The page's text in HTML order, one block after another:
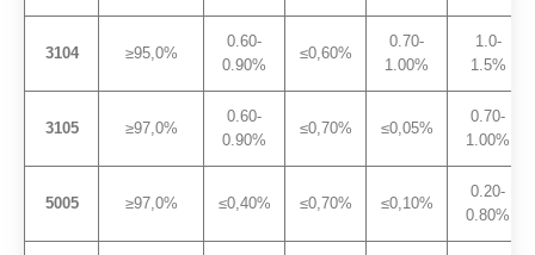
3104 ≥95,0%
0.60-
0.90%
≤0,60%
0.70-
1.00%
1.0-
1.5%
3105 ≥97,0%
0.60-
0.90%
≤0,70% ≤0,05%
0.70-
1.00%
5005 ≥97,0% ≤0,40% ≤0,70% ≤0,10%
0.20-
0.80%